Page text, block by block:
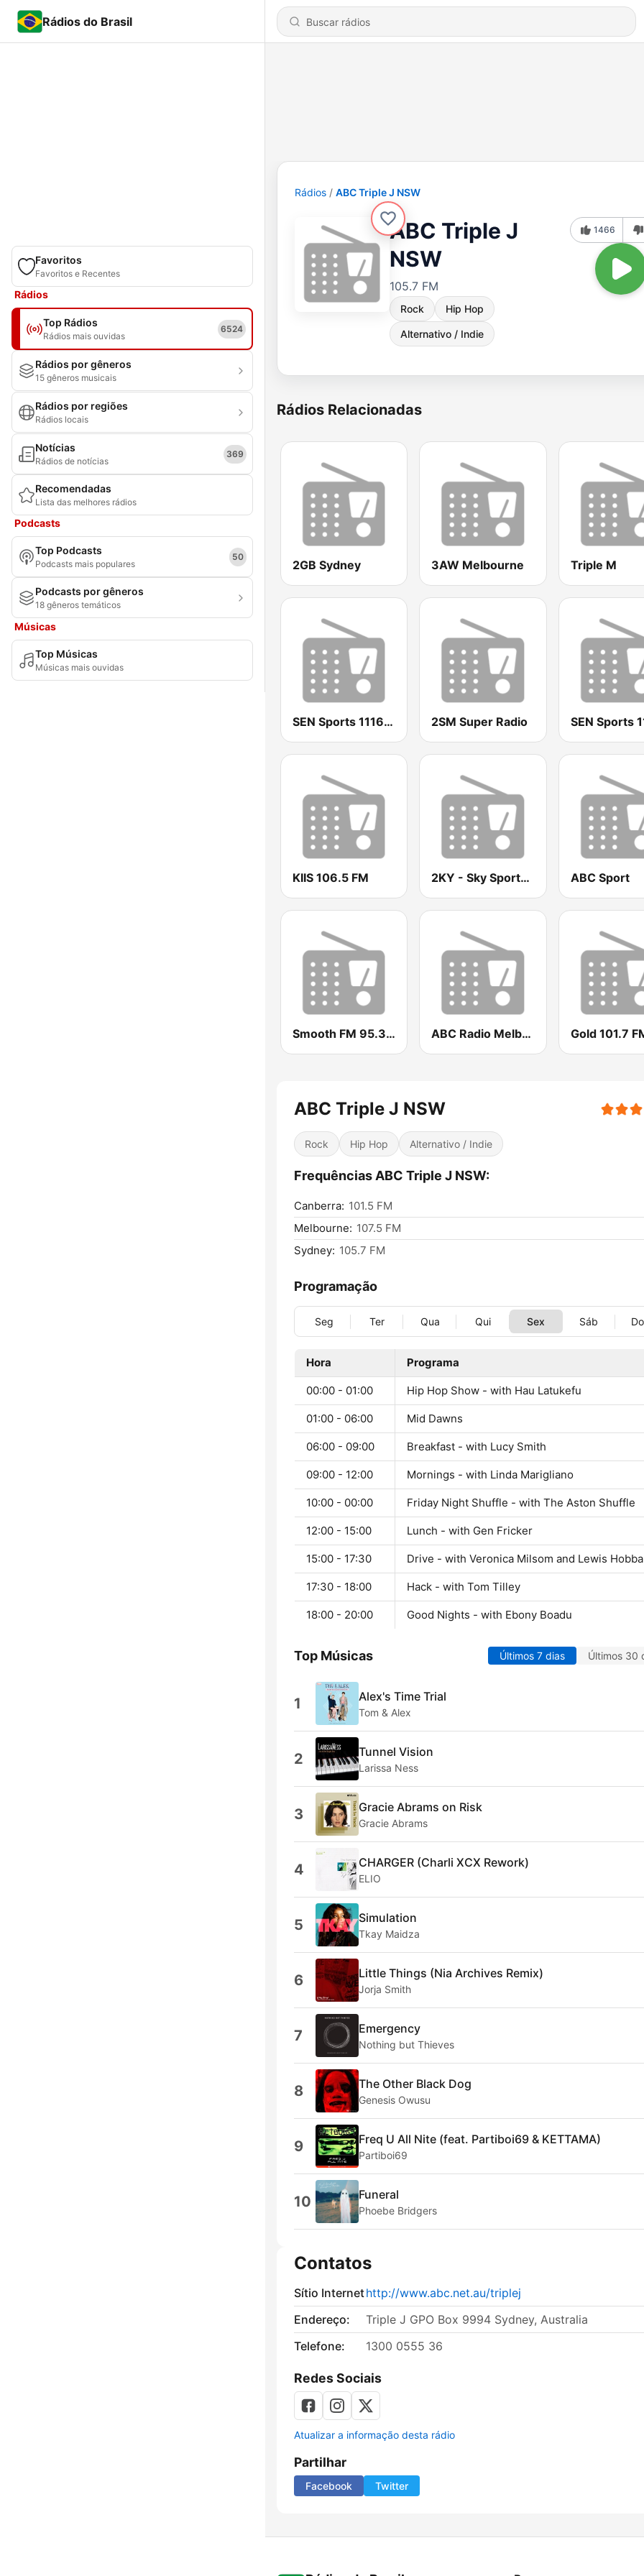
Rádios do Brasil
Favoritos
Favoritos e Recentes
Rádios
Top Rádios
Rádios mais ouvidas
6524
Rádios por gêneros
15 gêneros musicais
Rádios por regiões
Rádios locais
Notícias
Rádios de notícias
369
Recomendadas
Lista das melhores rádios
Podcasts
Top Podcasts
Podcasts mais populares
50
Podcasts por gêneros
18 gêneros temáticos
Músicas
Top Músicas
Músicas mais ouvidas
Rádios ABC Triple J NSW
ABC Triple J
NSW
105.7 FM
Rock Hip Hop
Alternativo / Indie
1466
Rádios Relacionadas
2GB Sydney 3AW Melbourne Triple M
SEN Sports 1116 AM 2SM Super Radio
KIIS 106.5 FM 2KY - Sky Sports Radio ABC Sport
Smooth FM 95.3 Sydney ABC Radio Melbourne Gold 101.7
ABC Triple J NSW
Rock Hip Hop Alternativo / Indie
Frequências ABC Triple J NSW:
Canberra: 101.5 FM
Melbourne: 107.5 FM
Sydney: 105.7 FM
Programação
Seg Ter Qua Qui Sex Sáb
Hora Programa
00:00 - 01:00 Hip Hop Show - with Hau Latukefu
01:00 - 06:00 Mid Dawns
06:00 - 09:00 Breakfast - with Lucy Smith
09:00 - 12:00 Mornings - with Linda Marigliano
10:00 - 00:00 Friday Night Shuffle - with The Aston Shuffle
12:00 - 15:00 Lunch - with Gen Fricker
15:00 - 17:30 Drive - with Veronica Milsom and Lewis Hobba
17:30 - 18:00 Hack - with Tom Tilley
18:00 - 20:00 Good Nights - with Ebony Boadu
Top Músicas Últimos 7 dias Últimos 30
1 Alex's Time Trial
Tom & Alex
2 Tunnel Vision
Larissa Ness
3 Gracie Abrams on Risk
Gracie Abrams
4 CHARGER (Charli XCX Rework)
ELIO
5 Simulation
Tkay Maidza
6 Little Things (Nia Archives Remix)
Jorja Smith
7 Emergency
Nothing but Thieves
8 The Other Black Dog
Genesis Owusu
9 Freq U All Nite (feat. Partiboi69 & KETTAMA)
Partiboi69
10 Funeral
Phoebe Bridgers
Contatos
Sítio Internethttp://www.abc.net.au/triplej
Endereço:
Triple J GPO Box 9994 Sydney, Australia
Telefone:
1300 0555 36
Redes Sociais
Atualizar a informação desta rádio
Partilhar
Facebook Twitter